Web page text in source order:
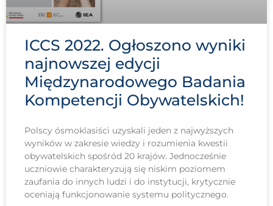
ICCS 2022. Ogłoszono wyniki
najnowszej edycji
Międzynarodowego Badania
Kompetencji Obywatelskich!
Polscy ósmoklasiści uzyskali jeden z najwyższych
wyników w zakresie wiedzy i rozumienia kwestii
obywatelskich spośród 20 krajów. Jednocześnie
uczniowie charakteryzują się niskim poziomem
zaufania do innych ludzi i do instytucji, krytycznie
oceniają funkcjonowanie systemu politycznego.